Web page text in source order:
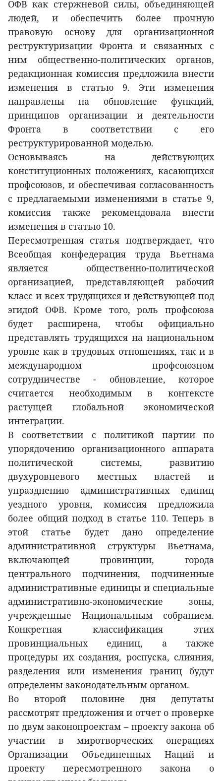
ОФВ как стержневой силы, объединяющей
людей, и обеспечить более прочную
правовую основу для организационной
реструктуризации Фронта и связанных с
ним общественно-политических органов,
редакционная комиссия предложила внести
изменения в статью 9. Эти изменения
направлены на обновление функций,
принципов организации и деятельности
Фронта в соответствии с его
реструктурированной моделью.
Основываясь на действующих
конституционных положениях, касающихся
профсоюзов, и обеспечивая согласованность
с предлагаемыми изменениями в статье 9,
комиссия также рекомендовала внести
изменения в статью 10.
Пересмотренная статья подтверждает, что
Всеобщая конфедерация труда Вьетнама
является общественно-политической
организацией, представляющей рабочий
класс и всех трудящихся и действующей под
эгидой ОФВ. Кроме того, роль профсоюза
будет расширена, чтобы официально
представлять трудящихся на национальном
уровне как в трудовых отношениях, так и в
международном профсоюзном
сотрудничестве - обновление, которое
считается необходимым в контексте
растущей глобальной экономической
интеграции.
В соответствии с политикой партии по
упорядочению организационного аппарата
политической системы, развитию
двухуровневого местных властей и
упразднению административных единиц
уездного уровня, комиссия предложила
более общий подход в статье 110. Теперь в
этой статье будет дано определение
административной структуры Вьетнама,
включающей провинции, города
центрального подчинения, подчиненные
административные единицы и специальные
административно-экономические зоны,
учрежденные Национальным собранием.
Конкретная классификация этих
провинциальных единиц, а также
процедуры их создания, роспуска, слияния,
разделения или изменения границ будут
определены законодательным органом.
Во второй половине дня депутаты
рассмотрят предложения и отчет о проверке
по двум законопроектам – проекту закона об
участии в миротворческих операциях
Организации Объединенных Наций и
проекту пересмотренного закона о